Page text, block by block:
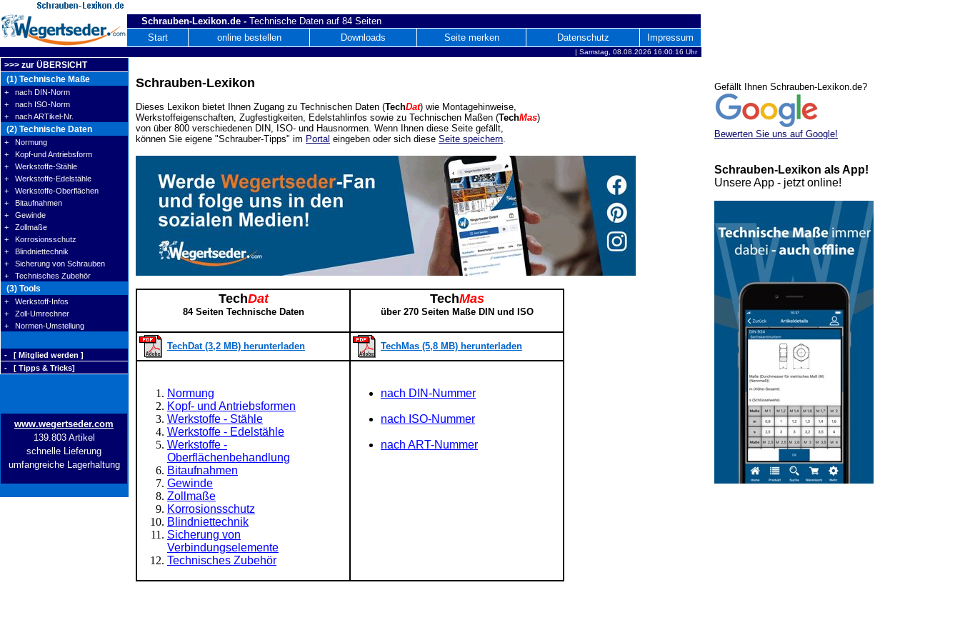
Schrauben-Lexikon.de - Technische Daten auf 84 Seiten
Start
online bestellen Downloads Seite merken Datenschutz Impressum
| Samstag, 08.08.2026 16:00:16 Uhr
>>> zur ÜBERSICHT
(1) Technische Maße
+ nach DIN-Norm
+ nach ISO-Norm
+ nach ARTikel-Nr.
(2) Technische Daten
+ Normung
+ Kopf-und Antriebsform
+ Werkstoffe-Stähle
+ Werkstoffe-Edelstähle
+ Werkstoffe-Oberflächen
+ Bitaufnahmen
+ Gewinde
+ Zollmaße
+ Korrosionsschutz
+ Blindniettechnik
+ Sicherung von Schrauben
+ Technisches Zubehör
(3) Tools
+ Werkstoff-Infos
+ Zoll-Umrechner
+ Normen-Umstellung
- [ Mitglied werden ]
- [ Tipps & Tricks]
www.wegertseder.com
139.803 Artikel
schnelle Lieferung
umfangreiche Lagerhaltung
Schrauben-Lexikon
Dieses Lexikon bietet Ihnen Zugang zu Technischen Daten (TechDat) wie Montagehinweise,
Werkstoffeigenschaften, Zugfestigkeiten, Edelstahlinfos sowie zu Technischen Maßen (TechMas)
von über 800 verschiedenen DIN, ISO- und Hausnormen. Wenn Ihnen diese Seite gefällt,
können Sie eigene "Schrauber-Tipps" im Portal eingeben oder sich diese Seite speichern.
TechDat
84 Seiten Technische Daten
TechMas
über 270 Seiten Maße DIN und ISO
TechDat (3,2 MB) herunterladen TechMas (5,8 MB) herunterladen
Normung
Kopf- und Antriebsformen
Werkstoffe - Stähle
Werkstoffe - Edelstähle
Werkstoffe -
Oberflächenbehandlung
Bitaufnahmen
Gewinde
Zollmaße
Korrosionsschutz
Blindniettechnik
Sicherung von
Verbindungselemente
Technisches Zubehör
nach DIN-Nummer
nach ISO-Nummer
nach ART-Nummer
Gefällt Ihnen Schrauben-Lexikon.de?
Bewerten Sie uns auf Google!
Schrauben-Lexikon als App!
Unsere App - jetzt online!